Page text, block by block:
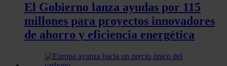
El Gobierno lanza ayudas por 115
millones para proyectos innovadores
de ahorro y eficiencia energética